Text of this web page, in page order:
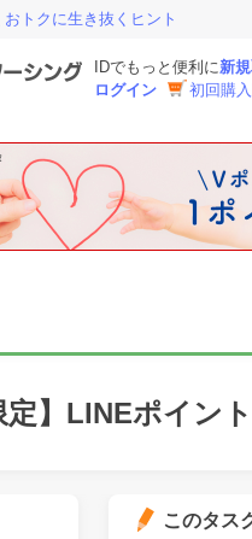
トクに生き抜くヒント
IDでもっと便利に新
ログイン
初回購
定】LINEポイン
このタス